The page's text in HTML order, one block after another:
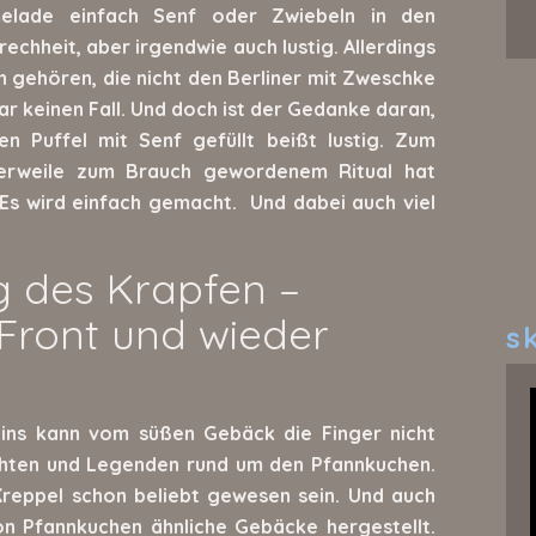
einfach Senf oder Zwiebeln in den
aber irgendwie auch lustig. Allerdings
gehören, die nicht den Berliner mit Zweschke
keinen Fall. Und doch ist der Gedanke daran,
Puffel mit Senf gefüllt beißt lustig. Zum
zum Brauch gewordenem Ritual hat
wird einfach gemacht. Und dabei auch viel
des Krapfen –
und wieder
kann vom süßen Gebäck die Finger nicht
und Legenden rund um den Pfannkuchen.
schon beliebt gewesen sein. Und auch
Pfannkuchen ähnliche Gebäcke hergestellt.